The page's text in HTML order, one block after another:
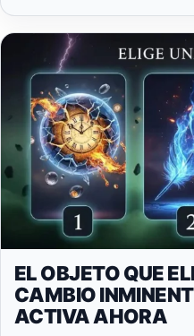
EL OBJETO QUE
CAMBIO
ACTIVA AHORA